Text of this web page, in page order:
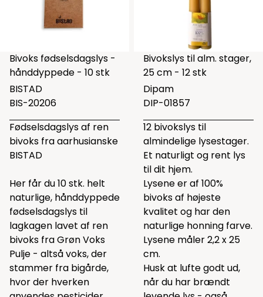
Bivoks fødselsdagslys -
hånddyppede - 10 stk
BISTAD
BIS-20206
Fødselsdagslys af ren
bivoks fra aarhusianske
BISTAD
Her får du 10 stk. helt
naturlige, hånddyppede
fødselsdagslys til
lagkagen lavet af ren
bivoks fra Grøn Voks
Pulje - altså voks, der
stammer fra bigårde,
hvor der hverken
Bivokslys til alm. stager,
25 cm - 12 stk
Dipam
DIP-01857
12 bivokslys til
almindelige lysestager.
Et naturligt og rent lys
til dit hjem.
Lysene er af 100%
bivoks af højeste
kvalitet og har den
naturlige honning farve.
Lysene måler 2,2 x 25
cm.
Husk at lufte godt ud,
når du har brændt